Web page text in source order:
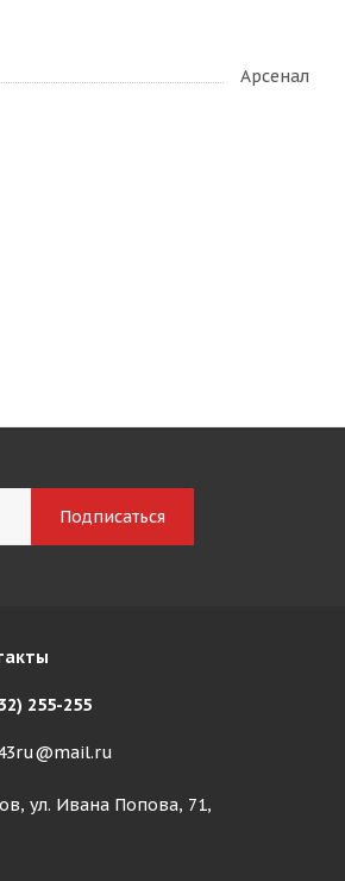
Арсенал
255-255
ул. Ивана Попова, 71,